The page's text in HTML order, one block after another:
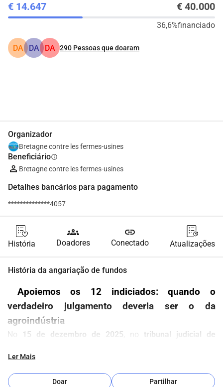
€ 14.647 € 40.000
36,6%financiado
DA DA DA 290 Pessoas que doaram
Organizador
Bretagne contre les fermes-usines
Beneficiárioinfo
Bretagne contre les fermes-usines
Detalhes bancários para pagamento
**************4057
História
groups
Doadores
link
Conectado Atualizações
História da angariação de fundos
verdadeiro julgamento deveria ser o da
agroindústria
No 15 de dezembro de 2025 , no tribunal judicial de
trem de grãos destinados a alimentar criações industriais
Uma ação de desobediência civil não violenta, realizada
para soar o alarme e denunciar
o sistema agroindustrial
Ler Mais
Doar Partilhar